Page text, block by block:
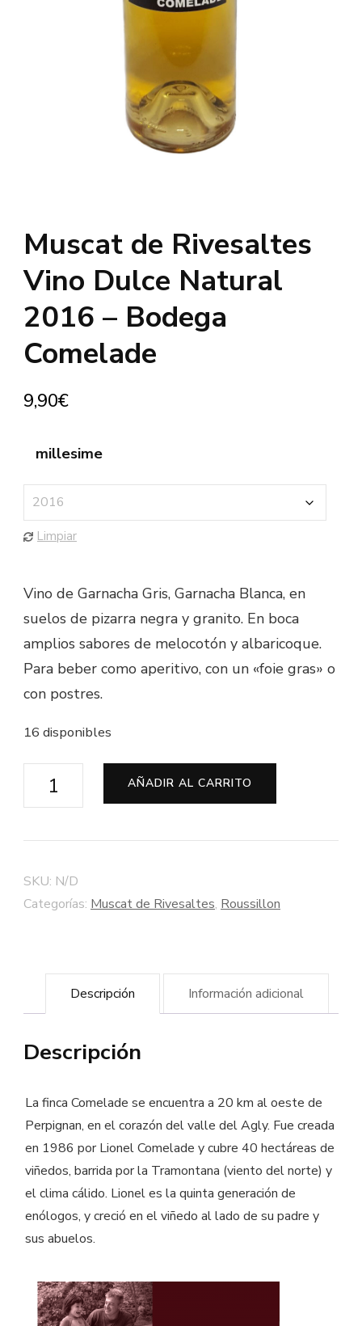
Muscat de Rivesaltes
Vino Dulce Natural
2016 – Bodega
Comelade
9,90€
millesime
Limpiar
Vino de Garnacha Gris, Garnacha Blanca, en
suelos de pizarra negra y granito. En boca
amplios sabores de melocotón y albaricoque.
Para beber como aperitivo, con un «foie gras» o
con postres.
16 disponibles
Muscat
Dulce
Natural
Bodega
Comelade
AÑADIR AL CARRITO
SKU: N/D
Categorías: Muscat de Rivesaltes, Roussillon
Descripción Información adicional
Descripción
La finca Comelade se encuentra a 20 km al oeste de
Perpignan, en el corazón del valle del Agly. Fue creada
en 1986 por Lionel Comelade y cubre 40 hectáreas de
viñedos, barrida por la Tramontana (viento del norte) y
el clima cálido. Lionel es la quinta generación de
enólogos, y creció en el viñedo al lado de su padre y
sus abuelos.